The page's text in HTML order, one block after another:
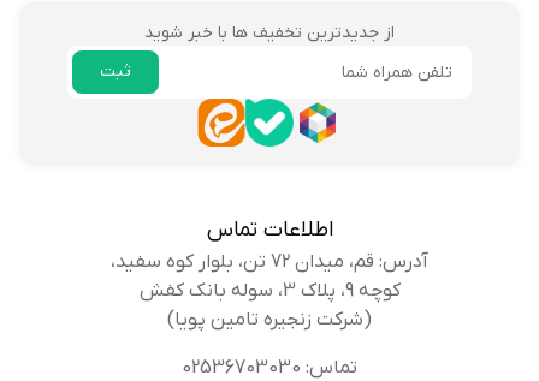
از جدیدترین تخفیف ها با خبر شوید
ایمیل
ثبت
اطلاعات تماس
آدرس: قم، میدان 72 تن، بلوار کوه سفید،
کوچه 9، پلاک 3، سوله بانک کفش
(شرکت زنجیره تامین پویا)
تماس: 02536703030